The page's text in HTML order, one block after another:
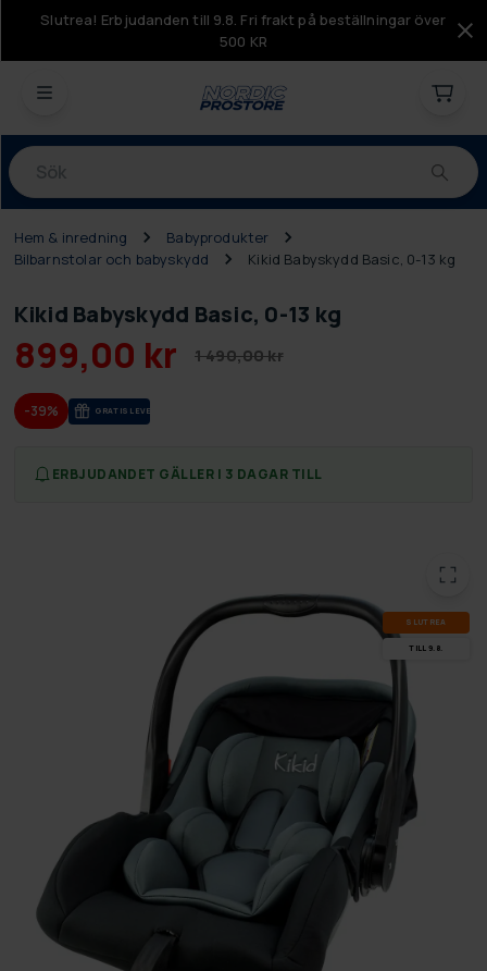
Slutrea! Erbjudanden till 9.8. Fri frakt på beställningar över
500 KR
Produkter
Hem & inredning
Babyprodukter
Bilbarnstolar och babyskydd
Kikid Babyskydd Basic, 0-13 kg
Kikid Babyskydd Basic, 0-13 kg
899,00 kr 1 490,00 kr
-39% GRA­TIS LE­VE­RANS
ERBJUDANDET GÄLLER I 3 DAGAR TILL
SLUT­REA
TILL 9.8.